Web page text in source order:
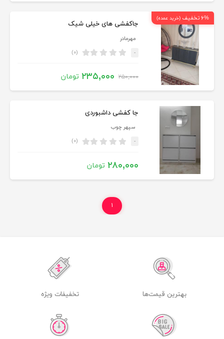
۶% تخفیف (خرید عمده)
جاکفشی های خیلی شیک
مهرمادر
- (۰)
۲۵۰,۰۰۰ ۲۳۵,۰۰۰ تومان
جا کفشی داشبوردی
سپهر چوب
- (۰)
۲۸۰,۰۰۰ تومان
۱
بهترین قیمت‌ها تخفیفات ویژه